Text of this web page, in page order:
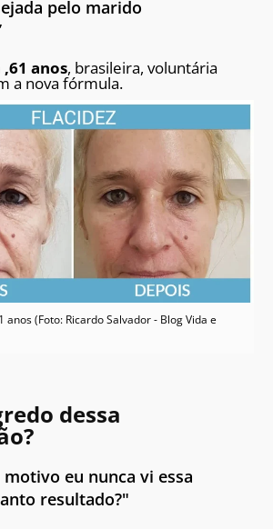
pelo marido
anos, brasileira, voluntária
a nova fórmula.
anos (Foto: Ricardo Salvador - Blog Vida e
dessa
eu nunca vi essa
resultado?"